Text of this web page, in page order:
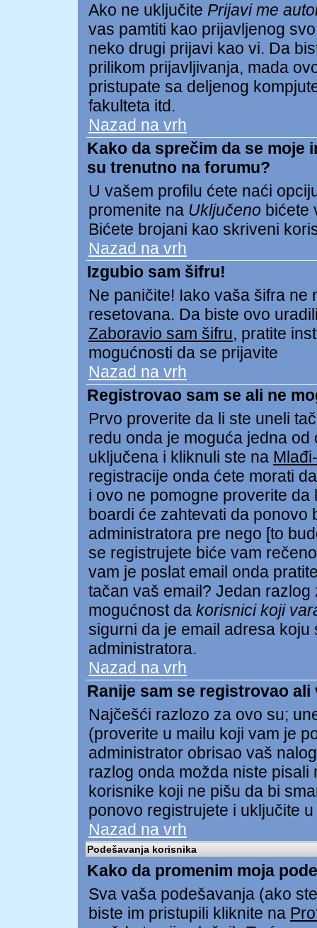
Ako ne uključite Prijavi me
vas pamtiti kao prijavljenog
neko drugi prijavi kao vi. Da
prilikom prijavljivanja, mada
pristupate sa deljenog
fakulteta itd.
Nazad na vrh
Kako da sprečim da se moje
su trenutno na forumu?
U vašem profilu ćete naći
promenite na Uključeno bićete
Bićete brojani kao skriveni
Nazad na vrh
Izgubio sam šifru!
Ne paničite! Iako vaša šifra ne
resetovana. Da biste ovo
Zaboravio sam šifru, pratite
mogućnosti da se prijavite
Nazad na vrh
Registrovao sam se ali ne
Prvo proverite da li ste uneli
redu onda je moguća jedna
uključena i kliknuli ste na
registracije onda ćete morati
i ovo ne pomogne proverite
boardi će zahtevati da ponovo
administratora pre nego [to
se registrujete biće vam
vam je poslat email onda
tačan vaš email? Jedan
mogućnost da korisnici koji
sigurni da je email adresa
administratora.
Nazad na vrh
Ranije sam se registrovao
Najčešći razlozo za ovo su;
(proverite u mailu koji vam je
administrator obrisao vaš
razlog onda možda niste
korisnike koji ne pišu da bi
ponovo registrujete i uključite
Nazad na vrh
Podešavanja korisnika
Kako da promenim moja
Sva vaša podešavanja (ako
biste im pristupili kliknite na